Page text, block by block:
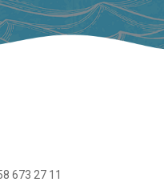
673 27 11